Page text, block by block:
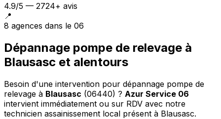
4.9/5 — 2724+ avis
📍
8 agences dans le 06
Dépannage pompe de relevage à
Blausasc et alentours
Besoin d'une intervention pour dépannage pompe de
relevage à Blausasc (06440) ? Azur Service 06
intervient immédiatement ou sur RDV avec notre
technicien assainissement local présent à Blausasc.